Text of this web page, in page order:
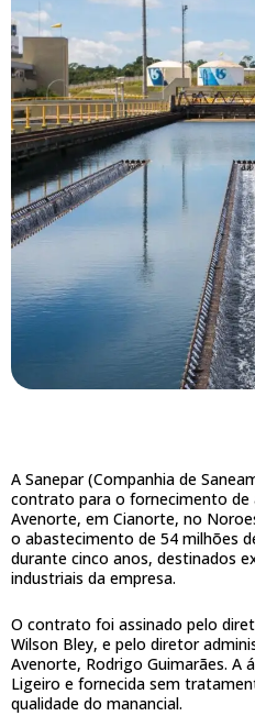
A Sanepar (Companhia de
contrato para o fornecimento de
Avenorte, em Cianorte, no
o abastecimento de 54 milhões
durante cinco anos, destinados
industriais da empresa.
O contrato foi assinado pelo
Wilson Bley, e pelo diretor
Avenorte, Rodrigo Guimarães. A
Ligeiro e fornecida sem
qualidade do manancial.